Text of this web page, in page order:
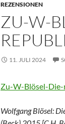
REZENSIONEN
ZU-W-
11. JULI 2024
Zu-W-Blösel-
Wolfgang Blösel: